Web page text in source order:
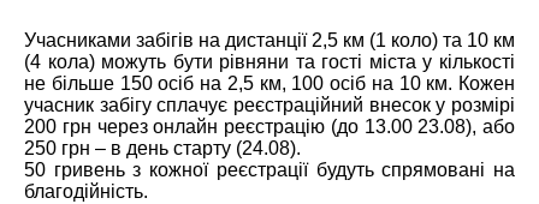
Учасниками забігів на дистанції 2,5 км (1 коло) та 10 км
(4 кола) можуть бути рівняни та гості міста у кількості
не більше 150 осіб на 2,5 км, 100 осіб на 10 км. Кожен
учасник забігу сплачує реєстраційний внесок у розмірі
200 грн через онлайн реєстрацію (до 13.00 23.08), або
250 грн – в день старту (24.08).
50 гривень з кожної реєстрації будуть спрямовані на
благодійність.